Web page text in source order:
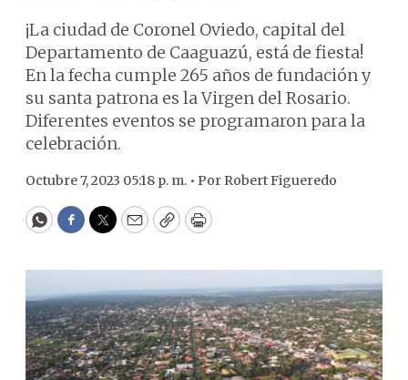
¡La ciudad de Coronel Oviedo, capital del
Departamento de Caaguazú, está de fiesta!
En la fecha cumple 265 años de fundación y
su santa patrona es la Virgen del Rosario.
Diferentes eventos se programaron para la
celebración.
Octubre 7, 2023 05:18 p. m. • Por Robert Figueredo
WhatsApp
Facebook
Twitter
EmailCopyPrint